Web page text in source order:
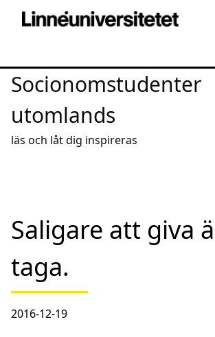
Socionomstudenter
utomlands
läs och låt dig inspireras
Saligare att giva
taga.
2016-12-19